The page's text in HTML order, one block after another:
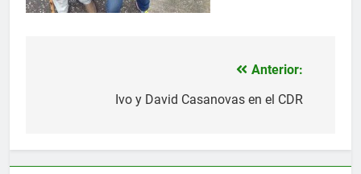
Anterior:
Ivo y David Casanovas en el CDR